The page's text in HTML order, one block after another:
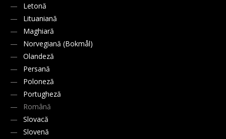
Letonă
Lituaniană
Maghiară
Norvegiană (Bokmål)
Olandeză
Persană
Poloneză
Portugheză
Română
Slovacă
Slovenă